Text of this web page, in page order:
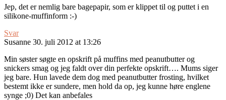
Jep, det er nemlig bare bagepapir, som er klippet til og puttet i en
silikone-muffinform :-)
Svar
Susanne 30. juli 2012 at 13:26
Min søster søgte en opskrift på muffins med peanutbutter og
snickers smag og jeg faldt over din perfekte opskrift…. Mums siger
jeg bare. Hun lavede dem dog med peanutbutter frosting, hvilket
bestemt ikke er sundere, men hold da op, jeg kunne høre englene
synge ;0) Det kan anbefales